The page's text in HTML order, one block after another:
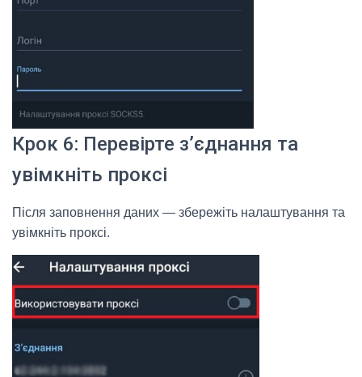
Крок 6: Перевірте з’єднання та
увімкніть проксі
Після заповнення даних — збережіть налаштування та
увімкніть проксі.